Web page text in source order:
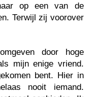
op een van de
Terwijl zij voorover
door hoge
mijn enige vriend.
bent. Hier in
nooit iemand.